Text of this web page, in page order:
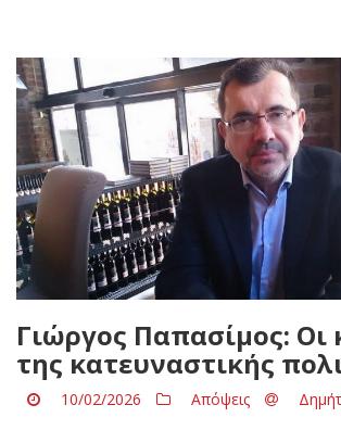
Γιώργος Παπασίμος: Οι
της κατευναστικής
10/02/2026 Απόψεις